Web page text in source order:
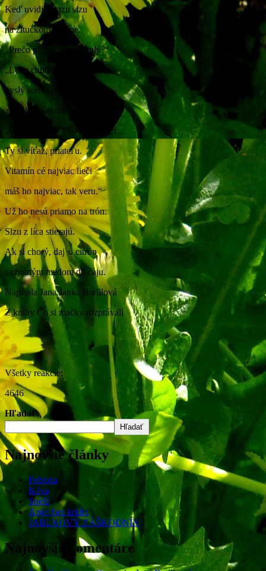
Keď uvidia zrazu slzu
na žltučkom citróne.
„Prečo plačeš, citrón milý?“
„Lebo chutím veľmi zle,
kyslý som a nie som pekný,
aj málokto si ma zje.“
„Čo si? Neplač! To tak nie je!
Ty si víťaz, priateľu.
Vitamín cé najviac lieči
máš ho najviac, tak veru.“
Už ho nesú priamo na trón.
Slzu z líca stierajú.
Ak si chorý, daj si citrón
s chutným medom do čaju.
Napísala Jana Janka Barillová
Z knihy Čo si mačky rozprávali
Všetky reakcie:
4646
Hľadať
Hľadať
Najnovšie články
Pohoda
Káva
Sneží
Anjel bez krídel
JABLKOVÝ ZÁŠKODNÍK
Najnovšie komentáre